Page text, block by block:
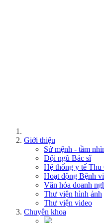
Giới thiệu
Sứ mệnh - tầm
Đội ngũ Bác sĩ
Hệ thống y tế
Hoạt động Bệnh
Văn hóa doanh
Thư viện hình ảnh
Thư viện video
Chuyên khoa